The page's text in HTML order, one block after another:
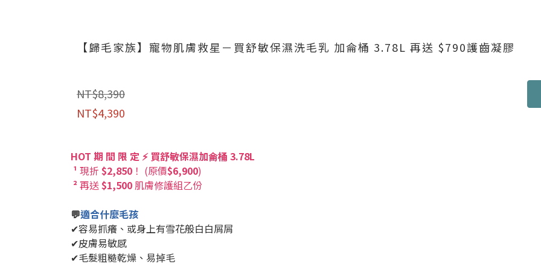
【歸毛家族】寵物肌膚救星－買舒敏保濕洗毛乳 加侖桶 3.78L 再送 $790護齒凝膠
NT$8,390
NT$4,390
HOT 期 間 限 定 ⚡ 買舒敏保濕加侖桶 3.78L
¹ 現折 $2,850 ！ (原價$6,900)
²再送$1,500 肌膚修護組乙份
💬適合什麼毛孩
✔容易抓癢、或身上有雪花般白白屑屑
✔皮膚易敏感
✔毛髮粗糙乾燥、易掉毛